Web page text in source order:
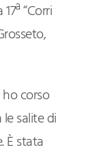
“Corri
corso
salite di
È stata